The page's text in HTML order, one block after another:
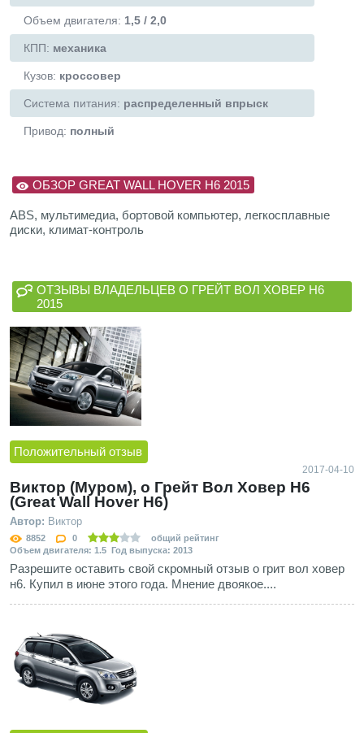
Объем двигателя: 1,5 / 2,0
КПП: механика
Кузов: кроссовер
Система питания: распределенный впрыск
Привод: полный
ОБЗОР GREAT WALL HOVER H6 2015
ABS, мультимедиа, бортовой компьютер, легкосплавные
диски, климат-контроль
ОТЗЫВЫ ВЛАДЕЛЬЦЕВ О ГРЕЙТ ВОЛ ХОВЕР Н6
2015
Положительный отзыв
2017-04-10
Виктор (Муром), о Грейт Вол Ховер Н6
(Great Wall Hover H6)
Автор: Виктор
8852 0
общий рейтинг
Объем двигателя: 1.5 Год выпуска: 2013
Разрешите оставить свой скромный отзыв о грит вол ховер
н6. Купил в июне этого года. Мнение двоякое....